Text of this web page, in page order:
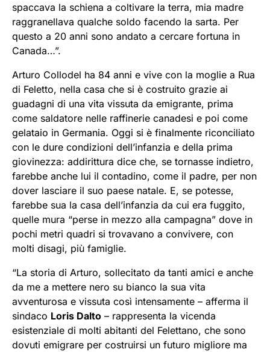
spaccava la schiena a coltivare la terra, mia madre
raggranellava qualche soldo facendo la sarta. Per
questo a 20 anni sono andato a cercare fortuna in
Canada…”.
Arturo Collodel ha 84 anni e vive con la moglie a Rua
di Feletto, nella casa che si è costruito grazie ai
guadagni di una vita vissuta da emigrante, prima
come saldatore nelle raffinerie canadesi e poi come
gelataio in Germania. Oggi si è finalmente riconciliato
con le dure condizioni dell’infanzia e della prima
giovinezza: addirittura dice che, se tornasse indietro,
farebbe anche lui il contadino, come il padre, per non
dover lasciare il suo paese natale. E, se potesse,
farebbe sua la casa dell’infanzia da cui era fuggito,
quelle mura “perse in mezzo alla campagna” dove in
pochi metri quadri si trovavano a convivere, con
molti disagi, più famiglie.
“La storia di Arturo, sollecitato da tanti amici e anche
da me a mettere nero su bianco la sua vita
avventurosa e vissuta così intensamente – afferma il
sindaco Loris Dalto – rappresenta la vicenda
esistenziale di molti abitanti del Felettano, che sono
dovuti emigrare per costruirsi un futuro migliore ma